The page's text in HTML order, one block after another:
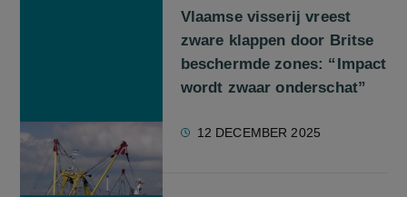
Vlaamse visserij vreest
zware klappen door Britse
beschermde zones: “Impact
wordt zwaar onderschat”
12 DECEMBER 2025